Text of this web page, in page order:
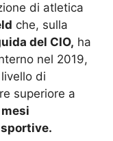
di atletica
che, sulla
del CIO, ha
nel 2019,
di
superiore a
mesi